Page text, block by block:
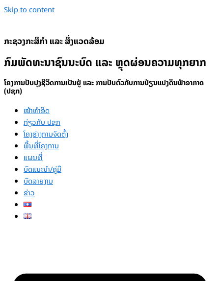
Skip to content
ກະຊວງກະສິກຳ ແລະ ສິ່ງແວດລ້ອມ
ກົມພັດທະນາຊົນນະບົດ ແລະ ຫຼຸດຜ່ອນຄວາມທຸກຍາກ
ໂຄງການປັບປຸງຊີວິດການເປັນຢູ່ ແລະ ການປັບຕົວກັບການປ່ຽນແປງດິນຟ້າອາກາດ
(ປຊກ)
ໜ້າທຳອິດ
ກ່ຽວກັບ ປຊກ
ໂຄງຮ່າງການຈັດຕັ້ງ
ພື້ນທີ່ໂຄງການ
ແຜນທີ່
ບົດແນະນໍາ/ຄູ່ມື
ບົດລາຍງານ
ຂ່າວ